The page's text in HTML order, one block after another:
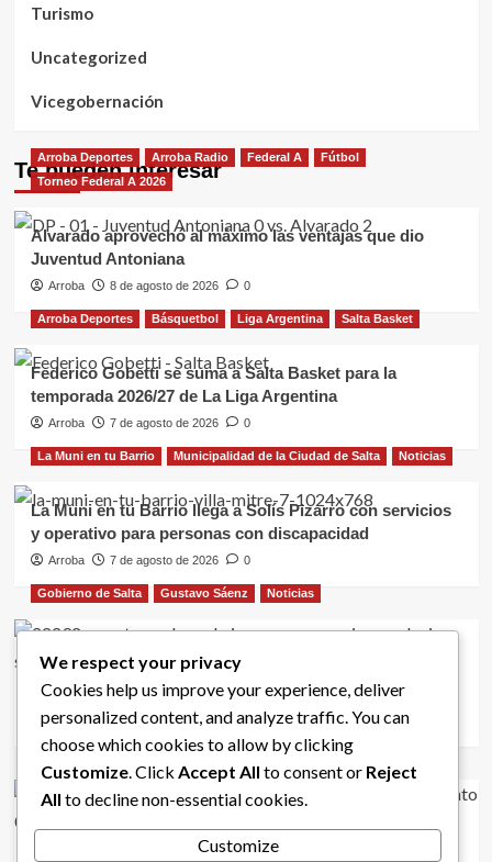
Turismo
Uncategorized
Vicegobernación
Te pueden interesar
Arroba Deportes Arroba Radio Federal A
Fútbol
Torneo Federal A 2026
Alvarado aprovechó al máximo las ventajas que dio
Juventud Antoniana
Arroba 8 de agosto de 2026 0
Arroba Deportes Básquetbol Liga Argentina Salta Basket
Federico Gobetti se suma a Salta Basket para la
temporada 2026/27 de La Liga Argentina
Arroba 7 de agosto de 2026 0
La Muni en tu Barrio Municipalidad de la Ciudad de Salta Noticias
La Muni en tu Barrio llega a Solís Pizarro con servicios
y operativo para personas con discapacidad
Arroba 7 de agosto de 2026 0
Gobierno de Salta Gustavo Sáenz Noticias
supervisó la obra que avanza con asistencia financiera
provincial
Arroba 7 de agosto de 2026 0
Arroba Deportes Atletismo Deportes
Ministerio de Turismo y Deportes
Noticias
Cachi, destino clave para el atletismo de alto
rendimiento
We respect your privacy
Cookies help us improve your experience, deliver
personalized content, and analyze traffic. You can
choose which cookies to allow by clicking
Customize . Click Accept All to consent or Reject
All to decline non-essential cookies.
Customize